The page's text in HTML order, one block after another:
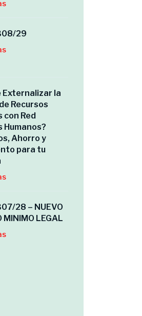
29
Externalizar la
Recursos
con Red
Humanos?
Ahorro y
para tu
28 – NUEVO
MINIMO LEGAL